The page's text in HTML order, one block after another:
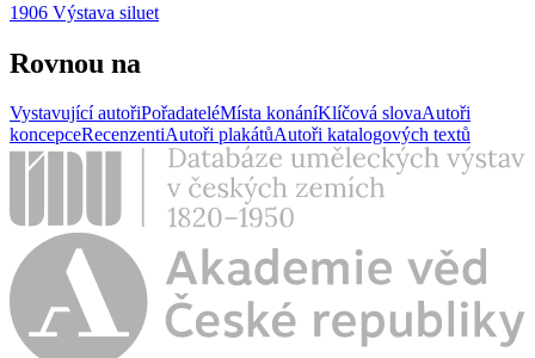
1906 Výstava siluet
Rovnou na
Vystavující autořiPořadateléMísta konáníKlíčová slovaAutoři
koncepceRecenzentiAutoři plakátůAutoři katalogových textů